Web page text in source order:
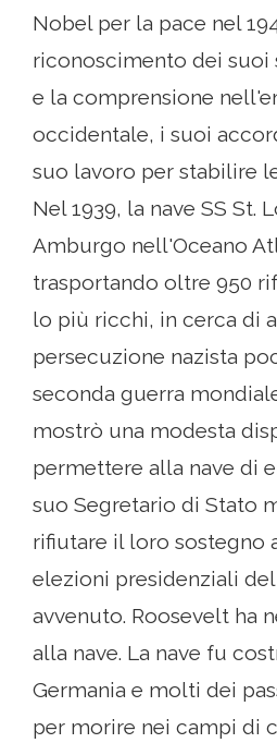
Nobel per la pace nel
riconoscimento dei suoi
e la comprensione
occidentale, i suoi
suo lavoro per stabilire
Nel 1939, la nave SS St.
Amburgo nell'Oceano
trasportando oltre 950
lo più ricchi, in cerca di
persecuzione nazista
seconda guerra
mostrò una modesta
permettere alla nave di
suo Segretario di Stato
rifiutare il loro sostegno
elezioni presidenziali
avvenuto. Roosevelt ha
alla nave. La nave fu
Germania e molti dei
per morire nei campi di